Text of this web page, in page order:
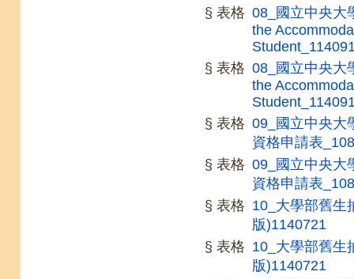
§ 表格 08_國立中央大
the
§ 表格 08_國立中央大
the
§ 表格 09_國立中央大
資格申請表
§ 表格 09_國立中央大
資格申請表
§ 表格 10_大學部舊生
版)1140721
§ 表格 10_大學部舊生
版)1140721